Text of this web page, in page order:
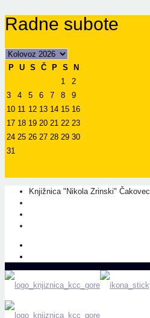
Radne subote
P U S Č P S
N
1
2
3
4 5 6 7 8
9
10 11 12 13 14 15 16
17 18 19 20 21 22 23
24 25 26 27 28 29 30
31
Knjižnica "Nikola Zrinski" Čakovec